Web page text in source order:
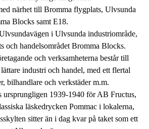
närhet till Bromma flygplats, Ulvsunda
Blocks samt E18.
i Ulvsunda industriområde,
och handelsområdet Bromma Blocks.
och verksamheterna består till
industri och handel, med ett flertal
bilhandlare och verkstäder m.m.
ursprungligen 1939-1940 för AB Fructus,
läskedrycken Pommac i lokalerna,
sitter än i dag kvar på taket som ett